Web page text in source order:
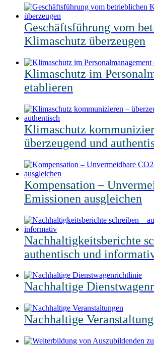
Geschäftsführung vom
Klimaschutz überzeugen
Klimaschutz im
etablieren
Klimaschutz
überzeugend und
Kompensation –
Emissionen ausgleichen
Nachhaltigkeitsberichte
authentisch und
Nachhaltige
Nachhaltige